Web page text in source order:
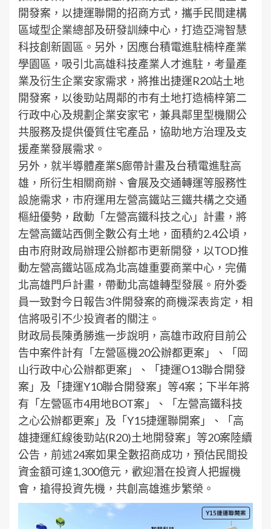
開發案，以捷運聯開的招商方式，攜手民間建構
區域型企業總部及研發訓練中心，打造亞灣智慧
科技創新園區。另外，因應台積電進駐楠梓產業
學園區，吸引北高雄科技產業人才進駐，考量產
業及衍生企業安家需求，將推出捷運R20站土地
開發案，以後勁站周鄰的市有土地打造楠梓第二
行政中心及規劃企業安家宅，兼具鄰里型機關公
共服務及提供優質住宅產品，協助地方治理及支
援產業發展需求。
另外，就半導體產業S廊帶計畫及台積電進駐高
雄，所衍生相關商辦、會展及交通轉運等服務性
設施需求，市府運用左營高鐵站三鐵共構之交通
樞紐優勢，啟動「左營高鐵科技之心」計畫，將
左營高鐵站西側全數公有土地，面積約2.4公頃，
由市府財政局辦理公辦都市更新開發，以TOD推
動左營高鐵站區成為北高雄重要商業中心，完備
北高雄門戶計畫，帶動北高雄轉型發展。府外委
員一致對今日報告3件開發案的商機深表肯定，相
信將吸引不少投資者的關注。
財政局長陳勇勝進一步說明，高雄市政府目前公
告中案件計有「左營區機20公辦都更案」、「岡
山行政中心公辦都更案」、「捷運O13聯合開發
案」及「捷運Y10聯合開發案」等4案；下半年將
有「左營區市4用地BOT案」、「左營高鐵科技
之心公辦都更案」及「Y15捷運聯開案」、「高
雄捷運紅線後勁站(R20)土地開發案」等20案陸續
公告，前述24案如果全數招商成功，預估民間投
資金額可達1,300億元，歡迎潛在投資人把握機
會，搶得投資先機，共創高雄進步繁榮。